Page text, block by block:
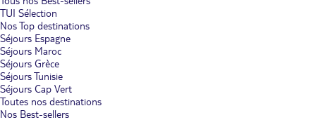
TUI Sélection
Nos Top destinations
Séjours Espagne
Séjours Maroc
Séjours Grèce
Séjours Tunisie
Séjours Cap Vert
Toutes nos destinations
Nos Best-sellers